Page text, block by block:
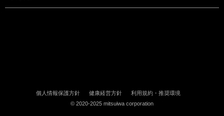
個人情報保護方針 健康経営方針
利用規約・推奨環境
© 2020-2025 mitsuiwa corporation